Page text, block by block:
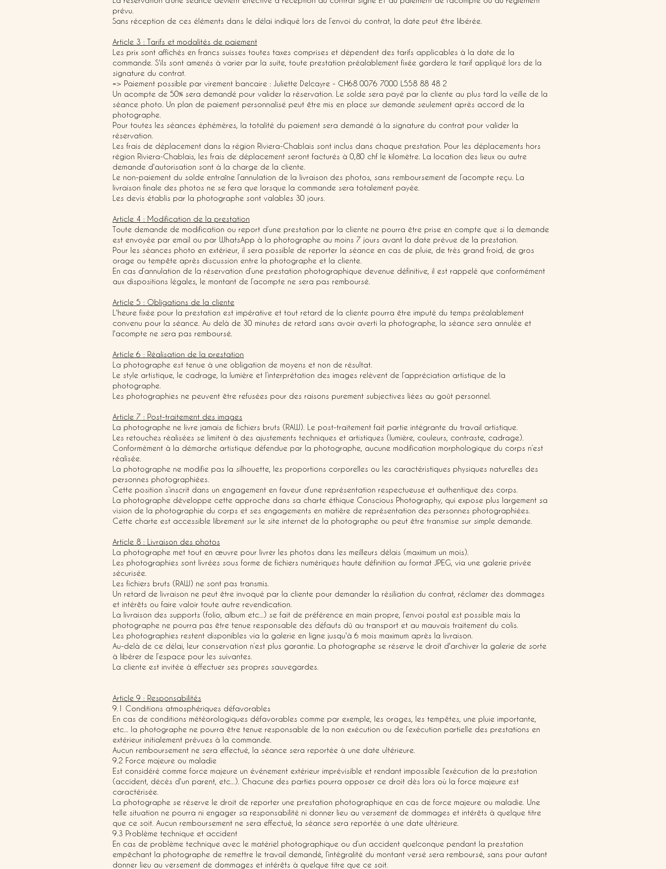
prévu.
Sans réception de ces éléments dans le délai indiqué lors de l’envoi du contrat, la date peut être libérée.
Article 3 : Tarifs et modalités de paiement
Les prix sont affichés en francs suisses toutes taxes comprises et dépendent des tarifs applicables à la date de la
commande. S'ils sont amenés à varier par la suite, toute prestation préalablement fixée gardera le tarif appliqué lors de la
signature du contrat.
=> Paiement possible par virement bancaire : Juliette Delcayre - CH68 0076 7000 L558 88 48 2
Un acompte de 50% sera demandé pour valider la réservation. Le solde sera payé par la cliente au plus tard la veille de la
séance photo. Un plan de paiement personnalisé peut être mis en place sur demande seulement après accord de la
photographe.
Pour toutes les séances éphémères, la totalité du paiement sera demandé à la signature du contrat pour valider la
réservation.
Les frais de déplacement dans la région Riviera-Chablais sont inclus dans chaque prestation. Pour les déplacements hors
région Riviera-Chablais, les frais de déplacement seront facturés à 0,80 chf le kilomètre. La location des lieux ou autre
demande d'autorisation sont à la charge de la cliente.
Le non-paiement du solde entraîne l’annulation de la livraison des photos, sans remboursement de l’acompte reçu. La
livraison finale des photos ne se fera que lorsque la commande sera totalement payée.
Les devis établis par la photographe sont valables 30 jours.
Article 4 : Modification de la prestation
Toute demande de modification ou report d’une prestation par la cliente ne pourra être prise en compte que si la demande
est envoyée par email ou par WhatsApp à la photographe au moins 7 jours avant la date prévue de la prestation.
Pour les séances photo en extérieur, il sera possible de reporter la séance en cas de pluie, de très grand froid, de gros
orage ou tempête après discussion entre la photographe et la cliente.
En cas d’annulation de la réservation d’une prestation photographique devenue définitive, il est rappelé que conformément
aux dispositions légales, le montant de l’acompte ne sera pas remboursé.
Article 5 : Obligations de la cliente
L'heure fixée pour la prestation est impérative et tout retard de la cliente pourra être imputé du temps préalablement
convenu pour la séance. Au delà de 30 minutes de retard sans avoir averti la photographe, la séance sera annulée et
l'acompte ne sera pas remboursé.
Article 6 : Réalisation de la prestation
La photographe est tenue à une obligation de moyens et non de résultat.
Le style artistique, le cadrage, la lumière et l’interprétation des images relèvent de l’appréciation artistique de la
photographe.
Les photographies ne peuvent être refusées pour des raisons purement subjectives liées au goût personnel.
Article 7 : Post-traitement des images
La photographe ne livre jamais de fichiers bruts (RAW). Le post-traitement fait partie intégrante du travail artistique.
Les retouches réalisées se limitent à des ajustements techniques et artistiques (lumière, couleurs, contraste, cadrage).
Conformément à la démarche artistique défendue par la photographe, aucune modification morphologique du corps n’est
réalisée.
La photographe ne modifie pas la silhouette, les proportions corporelles ou les caractéristiques physiques naturelles des
personnes photographiées.
Cette position s’inscrit dans un engagement en faveur d’une représentation respectueuse et authentique des corps.
La photographe développe cette approche dans sa charte éthique Conscious Photography, qui expose plus largement sa
vision de la photographie du corps et ses engagements en matière de représentation des personnes photographiées.
Cette charte est accessible librement sur le site internet de la photographe ou peut être transmise sur simple demande.
Article 8 : Livraison des photos
La photographe met tout en œuvre pour livrer les photos dans les meilleurs délais (maximum un mois).
Les photographies sont livrées sous forme de fichiers numériques haute définition au format JPEG, via une galerie privée
sécurisée.
Les fichiers bruts (RAW) ne sont pas transmis.
Un retard de livraison ne peut être invoqué par la cliente pour demander la résiliation du contrat, réclamer des dommages
et intérêts ou faire valoir toute autre revendication.
La livraison des supports (folio, album etc...) se fait de préférence en main propre, l’envoi postal est possible mais la
photographe ne pourra pas être tenue responsable des défauts dû au transport et au mauvais traitement du colis.
Les photographies restent disponibles via la galerie en ligne jusqu'à 6 mois maximum après la livraison.
Au-delà de ce délai, leur conservation n’est plus garantie. La photographe se réserve le droit d'archiver la galerie de sorte
à libérer de l’espace pour les suivantes.
La cliente est invitée à effectuer ses propres sauvegardes.
Article 9 : Responsabilités
9.1 Conditions atmosphériques défavorables
En cas de conditions météorologiques défavorables comme par exemple, les orages, les tempêtes, une pluie importante,
etc... la photographe ne pourra être tenue responsable de la non exécution ou de l’exécution partielle des prestations en
extérieur initialement prévues à la commande.
Aucun remboursement ne sera effectué, la séance sera reportée à une date ultérieure.
9.2 Force majeure ou maladie
Est considéré comme force majeure un événement extérieur imprévisible et rendant impossible l’exécution de la prestation
(accident, décès d'un parent, etc...). Chacune des parties pourra opposer ce droit dès lors où la force majeure est
caractérisée.
La photographe se réserve le droit de reporter une prestation photographique en cas de force majeure ou maladie. Une
telle situation ne pourra ni engager sa responsabilité ni donner lieu au versement de dommages et intérêts à quelque titre
que ce soit. Aucun remboursement ne sera effectué, la séance sera reportée à une date ultérieure.
9.3 Problème technique et accident
En cas de problème technique avec le matériel photographique ou d’un accident quelconque pendant la prestation
empêchant la photographe de remettre le travail demandé, l’intégralité du montant versé sera remboursé, sans pour autant
donner lieu au versement de dommages et intérêts à quelque titre que ce soit.